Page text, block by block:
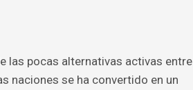
las pocas alternativas activas entre
naciones se ha convertido en un